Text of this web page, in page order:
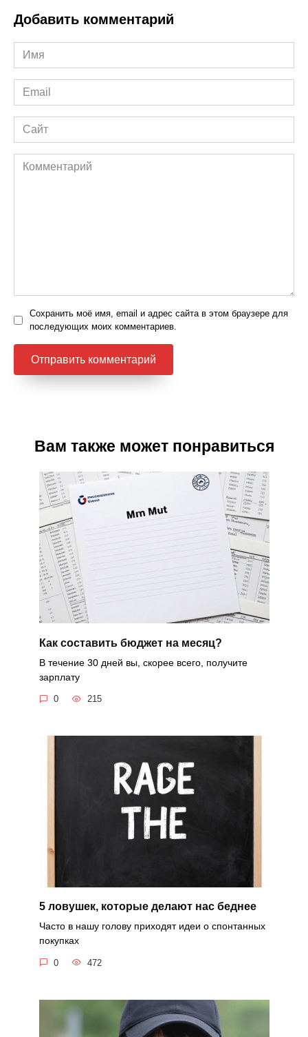
Добавить комментарий
Имя
*
Email
*
Сайт
Комментарий
Сохранить моё имя, email и адрес сайта в этом браузере для
последующих моих комментариев.
Вам также может понравиться
Как составить бюджет на месяц?
В течение 30 дней вы, скорее всего, получите
зарплату
0 215
5 ловушек, которые делают нас беднее
Часто в нашу голову приходят идеи о спонтанных
покупках
0 472